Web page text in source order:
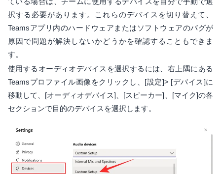
択する必要があります。これらのデバイスを切り替えて、
Teamsアプリ内のハードウェアまたはソフトウェアのバグが
原因で問題が解決しないかどうかを確認することもできま
す。
使用するオーディオデバイスを選択するには、右上隅にある
Teamsプロファイル画像をクリックし、[設定]> [デバイス]に
移動して、[オーディオデバイス]、[スピーカー]、[マイク]の各
セクションで目的のデバイスを選択します。